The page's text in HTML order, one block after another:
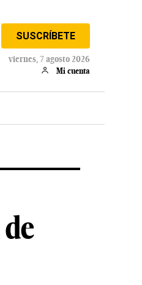
SUSCRÍBETE
viernes, 7 agosto 2026
Mi cuenta